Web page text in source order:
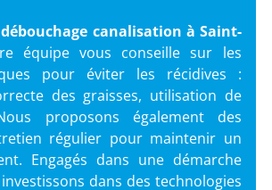
débouchage canalisation à Saint-
équipe vous conseille sur les
pour éviter les récidives :
des graisses, utilisation de
proposons également des
régulier pour maintenir un
Engagés dans une démarche
dans des technologies